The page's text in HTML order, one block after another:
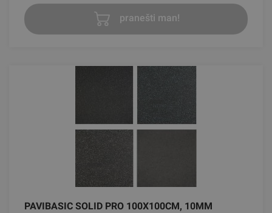
pranešti man!
PAVIBASIC SOLID PRO 100X100CM, 10MM